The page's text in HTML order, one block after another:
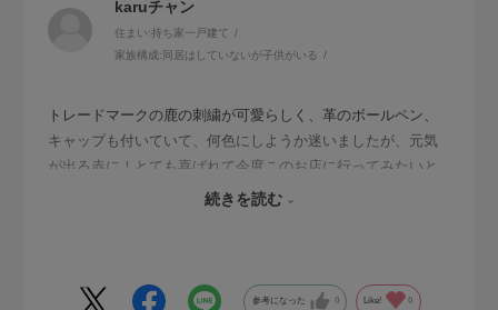
karuチャン
住まい:持ち家一戸建て
家族構成: 同居はしていないが子供がいる
トレードマークの鹿の刺繍が可愛らしく、革のボールペン、
キャップも付いていて、何色にしようか迷いましたが、元気
が出る赤に！とても喜ばれて今度このお店に行ってみたいと
いう友だちもいました。続きを読む
参考になった 0 Like! 0